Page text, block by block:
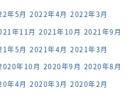
年5月 2022年4月 2022年3月
年11月 2021年10月 2021年9月
年5月 2021年4月 2021年3月
年10月 2020年9月 2020年8月
年4月 2020年3月 2020年2月